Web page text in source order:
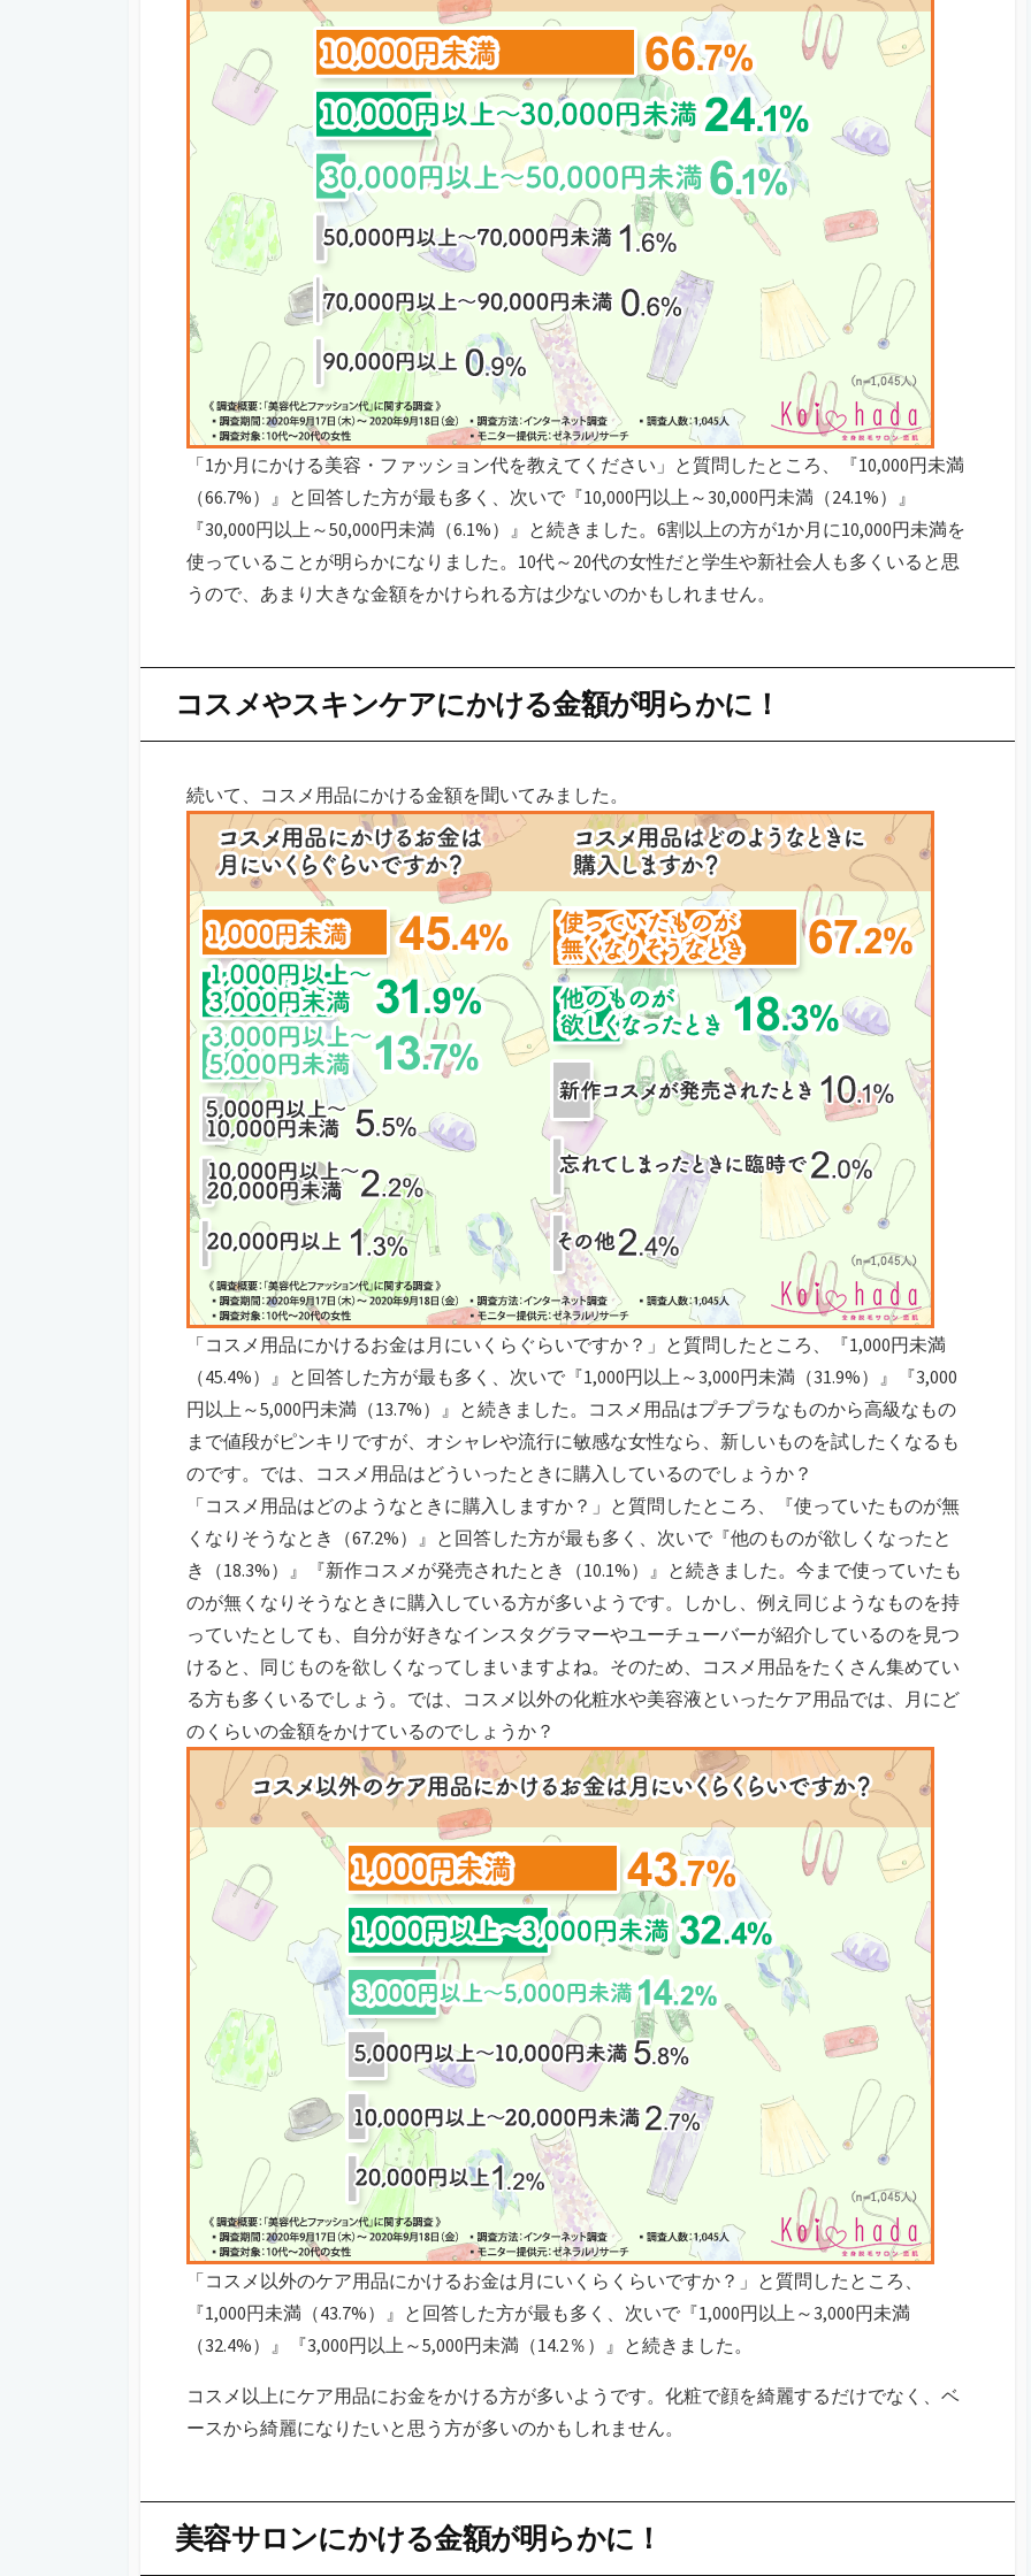
「1か月にかける美容・ファッション代を教えてください」と質問したところ、『10,000円未満
（66.7%）』と回答した方が最も多く、次いで『10,000円以上～30,000円未満（24.1%）』
『30,000円以上～50,000円未満（6.1%）』と続きました。6割以上の方が1か月に10,000円未満を
使っていることが明らかになりました。10代～20代の女性だと学生や新社会人も多くいると思
うので、あまり大きな金額をかけられる方は少ないのかもしれません。
コスメやスキンケアにかける金額が明らかに！
続いて、コスメ用品にかける金額を聞いてみました。
「コスメ用品にかけるお金は月にいくらぐらいですか？」と質問したところ、『1,000円未満
（45.4%）』と回答した方が最も多く、次いで『1,000円以上～3,000円未満（31.9%）』『3,000
円以上～5,000円未満（13.7%）』と続きました。コスメ用品はプチプラなものから高級なもの
まで値段がピンキリですが、オシャレや流行に敏感な女性なら、新しいものを試したくなるも
のです。では、コスメ用品はどういったときに購入しているのでしょうか？
「コスメ用品はどのようなときに購入しますか？」と質問したところ、『使っていたものが無
くなりそうなとき（67.2%）』と回答した方が最も多く、次いで『他のものが欲しくなったと
き（18.3%）』『新作コスメが発売されたとき（10.1%）』と続きました。今まで使っていたも
のが無くなりそうなときに購入している方が多いようです。しかし、例え同じようなものを持
っていたとしても、自分が好きなインスタグラマーやユーチューバーが紹介しているのを見つ
けると、同じものを欲しくなってしまいますよね。そのため、コスメ用品をたくさん集めてい
る方も多くいるでしょう。では、コスメ以外の化粧水や美容液といったケア用品では、月にど
のくらいの金額をかけているのでしょうか？
「コスメ以外のケア用品にかけるお金は月にいくらくらいですか？」と質問したところ、
『1,000円未満（43.7%）』と回答した方が最も多く、次いで『1,000円以上～3,000円未満
（32.4%）』『3,000円以上～5,000円未満（14.2％）』と続きました。
コスメ以上にケア用品にお金をかける方が多いようです。化粧で顔を綺麗するだけでなく、ベ
ースから綺麗になりたいと思う方が多いのかもしれません。
美容サロンにかける金額が明らかに！